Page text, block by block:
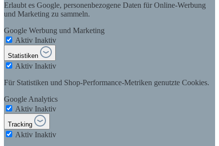
Erlaubt es Google, personenbezogene Daten für Online-Werbung
und Marketing zu sammeln.
Google Werbung und Marketing
Aktiv Inaktiv
Statistiken
Aktiv Inaktiv
Für Statistiken und Shop-Performance-Metriken genutzte Cookies.
Google Analytics
Aktiv Inaktiv
Tracking
Aktiv Inaktiv